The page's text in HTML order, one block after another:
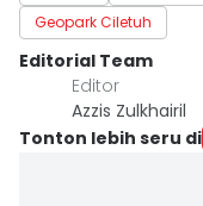
Geopark Ciletuh
Editorial Team
Editor
Azzis Zulkhairil
Tonton lebih seru di